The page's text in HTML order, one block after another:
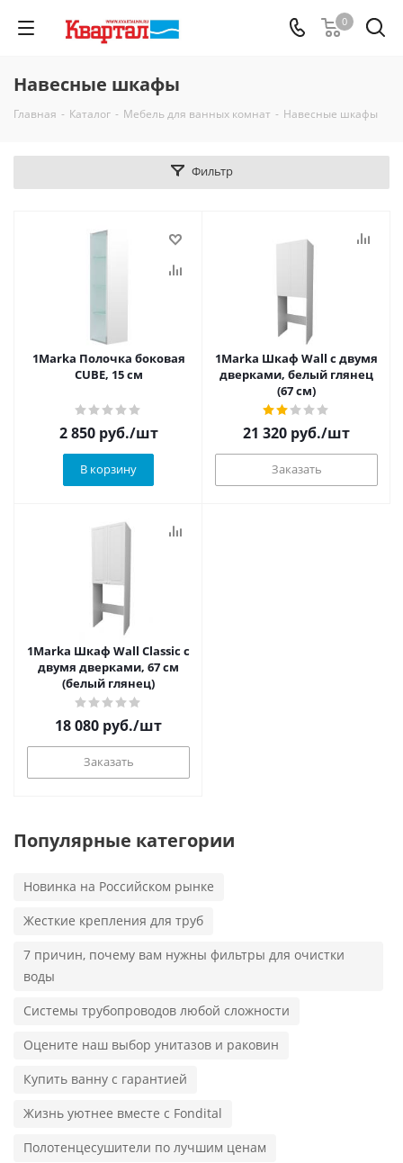
0
Навесные шкафы
Главная - Каталог - Мебель для ванных комнат - Навесные шкафы
Фильтр
1Marka Полочка боковая
CUBE, 15 см
2 850руб./шт
В корзину
1Marka Шкаф Wall с двумя
дверками, белый глянец
(67 см)
21 320 руб./шт
Заказать
1Marka Шкаф Wall Classic с
двумя дверками, 67 см
(белый глянец)
18 080 руб./шт
Заказать
Популярные категории
Новинка на Российском рынке
Жесткие крепления для труб
7 причин, почему вам нужны фильтры для очистки
воды
Системы трубопроводов любой сложности
Оцените наш выбор унитазов и раковин
Купить ванну с гарантией
Жизнь уютнее вместе с Fondital
Полотенцесушители по лучшим ценам